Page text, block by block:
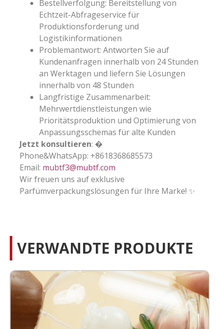
Bestellverfolgung: Bereitstellung von
Echtzeit-Abfrageservice für
Produktionsforderung und
Logistikinformationen
Problemantwort: Antworten Sie auf
Kundenanfragen innerhalb von 24 Stunden
an Werktagen und liefern Sie Lösungen
innerhalb von 48 Stunden
Langfristige Zusammenarbeit:
Mehrwertdienstleistungen wie
Prioritätsproduktion und Optimierung von
Anpassungsschemas für alte Kunden
Jetzt konsultieren: �
Phone&WhatsApp: +8618368685573
Email: mubtf3@mubtf.com
Wir freuen uns auf exklusive
Parfümverpackungslösungen für Ihre Marke! ✨
VERWANDTE PRODUKTE